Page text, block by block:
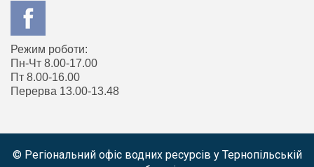
Режим роботи:
Пн-Чт 8.00-17.00
Пт 8.00-16.00
Перерва 13.00-13.48
© Регіональний офіс водних ресурсів у Тернопільській